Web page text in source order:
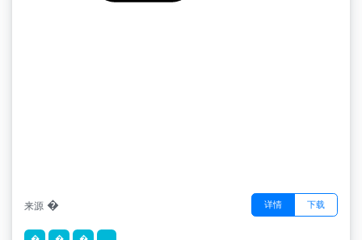
来源 � 详情 下载